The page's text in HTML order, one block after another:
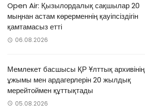
Open Air: Қызылордалық сақшылар 20
мыңнан астам көрерменнің қауіпсіздігін
қамтамасыз етті
06.08.2026
Мемлекет басшысы ҚР Ұлттық архивінің
ұжымы мен ардагерлерін 20 жылдық
мерейтоймен құттықтады
05.08.2026